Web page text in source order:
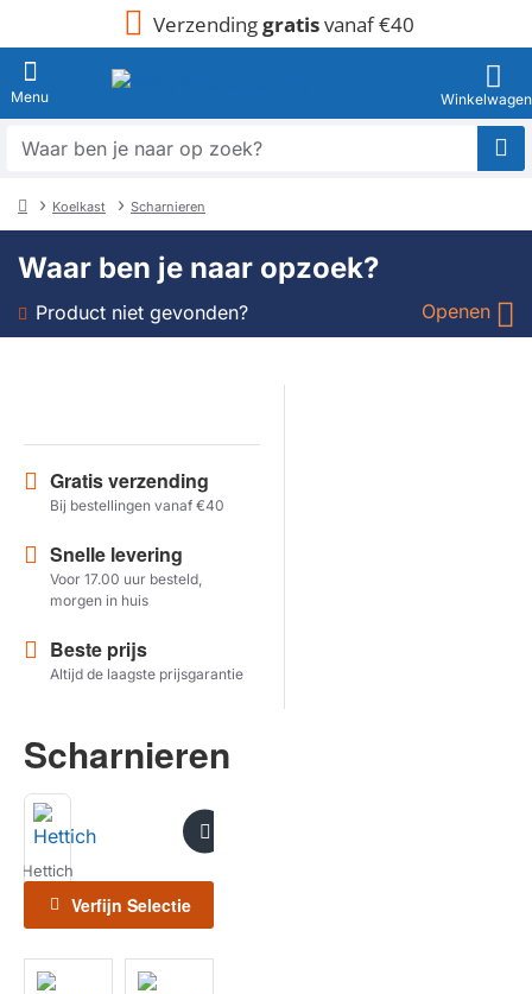
Verzendinggratisvanaf €40
Waar
zoek?
Koelkast Scharnieren
Waar ben je naar opzoek?
Product niet gevonden? Openen
Model
Herstel zoekopdracht
Gratis verzending
Bij bestellingen vanaf €40
Snelle levering
Voor 17.00 uur besteld,
morgen in huis
Beste prijs
Altijd de laagste prijsgarantie
Scharnieren
Hettich
Verfijn Selectie